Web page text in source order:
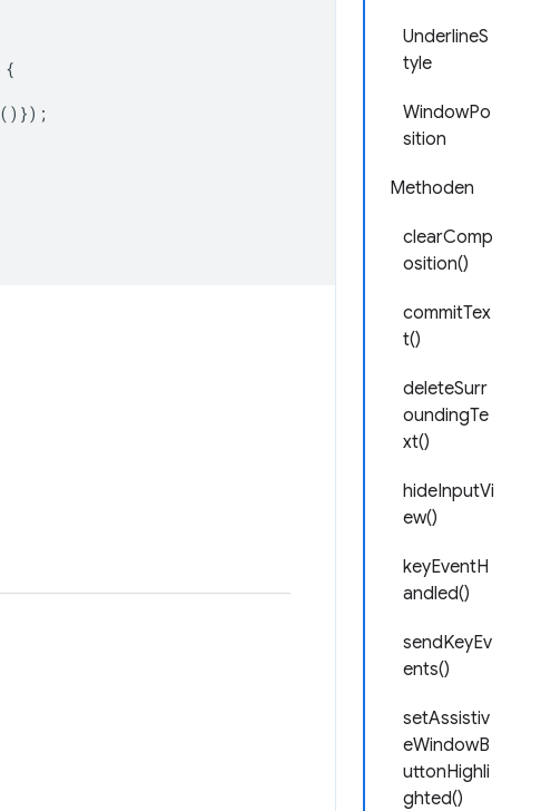
UnderlineS
tyle
WindowPo
sition
Methoden
clearComp
osition()
commitTex
t()
deleteSurr
oundingTe
xt()
hideInputVi
ew()
keyEventH
andled()
sendKeyEv
ents()
setAssistiv
eWindowB
uttonHighli
ghted()
{
()});